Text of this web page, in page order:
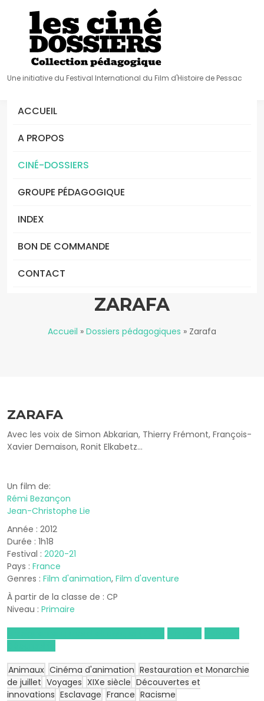
Une initiative du Festival International du Film d'Histoire de Pessac
ACCUEIL
A PROPOS
CINÉ-DOSSIERS
GROUPE PÉDAGOGIQUE
INDEX
BON DE COMMANDE
CONTACT
ZARAFA
Accueil » Dossiers pédagogiques » Zarafa
ZARAFA
Avec les voix de Simon Abkarian, Thierry Frémont, François-
Xavier Demaison, Ronit Elkabetz...
Un film de:
Rémi Bezançon
Jean-Christophe Lie
Année : 2012
Durée : 1h18
Festival : 2020-21
Pays : France
Genres : Film d'animation, Film d'aventure
À partir de la classe de : CP
Niveau : Primaire
Animaux Cinéma d'animation Restauration et Monarchie
de juillet Voyages XIXe siècle Découvertes et
innovations Esclavage France Racisme